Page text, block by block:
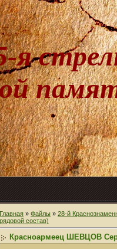
я
Главная » Файлы » 28-й
рядовой состав)
Красноармеец ШЕВЦОВ